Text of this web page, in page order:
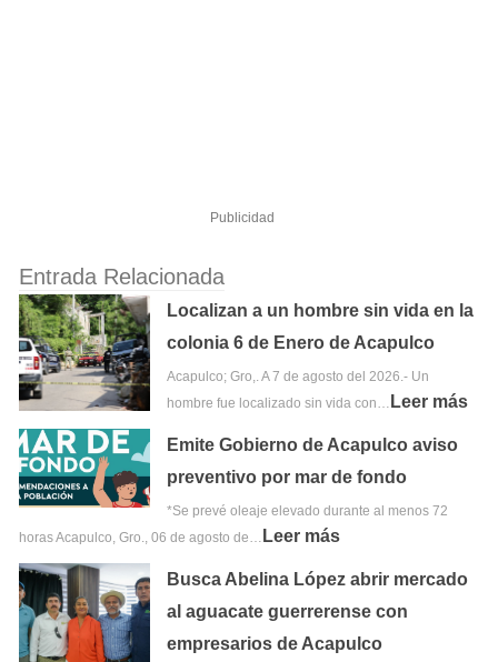
Publicidad
Entrada Relacionada
Localizan a un hombre sin vida en la
colonia 6 de Enero de Acapulco
Acapulco; Gro,. A 7 de agosto del 2026.- Un
hombre fue localizado sin vida con…
Leer más
Emite Gobierno de Acapulco aviso
preventivo por mar de fondo
*Se prevé oleaje elevado durante al menos 72
horas Acapulco, Gro., 06 de agosto de…
Leer más
Busca Abelina López abrir mercado
al aguacate guerrerense con
empresarios de Acapulco